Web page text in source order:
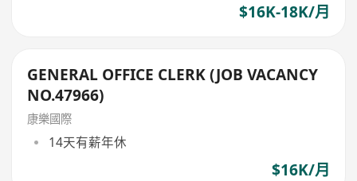
$16K-18K/月
GENERAL OFFICE CLERK (JOB VACANCY
NO.47966)
康樂國際
14天有薪年休
$16K/月